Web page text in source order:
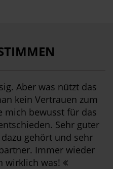
Aber was nützt das
kein Vertrauen zum
mich bewusst für das
Sehr guter
gehört und sehr
Immer wieder
wirklich was!